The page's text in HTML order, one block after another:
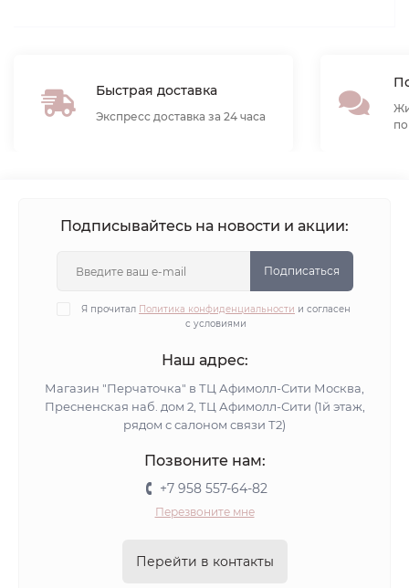
Быстрая доставка
Экспресс доставка за 24 часа
Подписывайтесь на новости и акции:
Подписаться
Я прочитал Политика конфиденциальности и согласен
с условиями
Наш адрес:
Магазин "Перчаточка" в ТЦ Афимолл-Сити Москва,
Пресненская наб. дом 2, ТЦ Афимолл-Сити (1й этаж,
рядом с салоном связи Т2)
Позвоните нам:
+7 958 557-64-82
Перезвоните мне
Перейти в контакты